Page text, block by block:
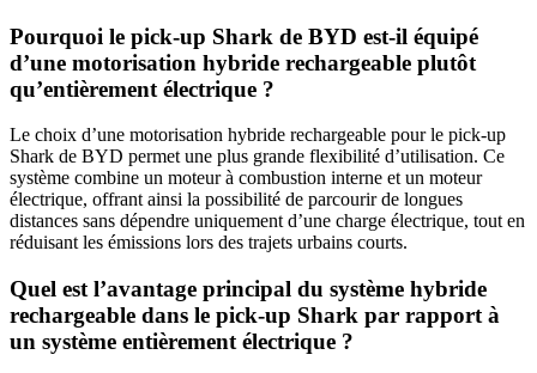
Pourquoi le pick-up Shark de BYD est-il équipé
d’une motorisation hybride rechargeable plutôt
qu’entièrement électrique ?
Le choix d’une motorisation hybride rechargeable pour le pick-up
Shark de BYD permet une plus grande flexibilité d’utilisation. Ce
système combine un moteur à combustion interne et un moteur
électrique, offrant ainsi la possibilité de parcourir de longues
distances sans dépendre uniquement d’une charge électrique, tout en
réduisant les émissions lors des trajets urbains courts.
Quel est l’avantage principal du système hybride
rechargeable dans le pick-up Shark par rapport à
un système entièrement électrique ?